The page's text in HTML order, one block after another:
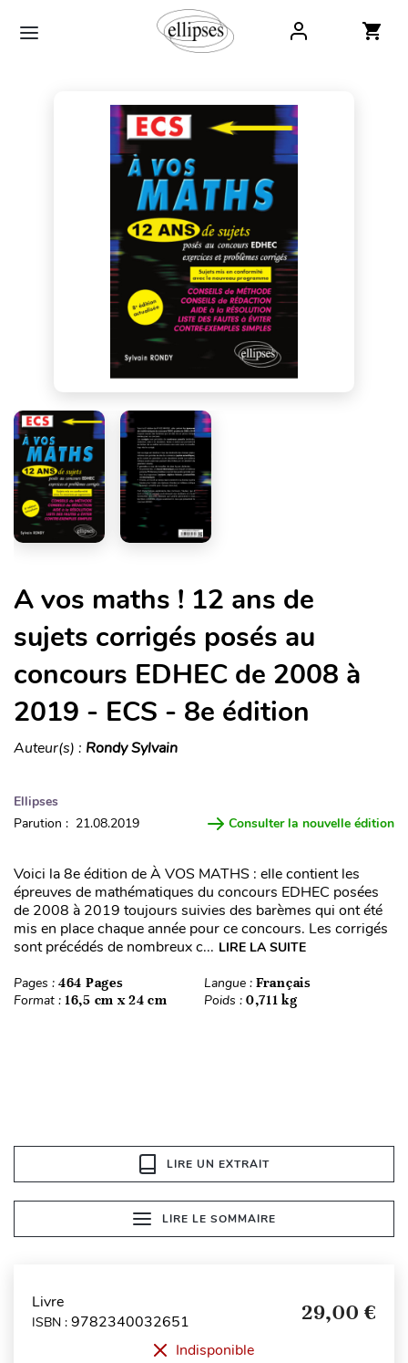
A vos maths ! 12 ans de
sujets corrigés posés au
concours EDHEC de 2008 à
2019 - ECS - 8e édition
Auteur(s) : Rondy Sylvain
Ellipses
Parution : 21.08.2019
Consulter la nouvelle édition
Voici la 8e édition de À VOS MATHS : elle contient les
épreuves de mathématiques du concours EDHEC posées
de 2008 à 2019 toujours suivies des barèmes qui ont été
mis en place chaque année pour ce concours. Les corrigés
sont précédés de nombreux c... LIRE LA SUITE
Pages : 464 Pages Langue : Français
Format : 16,5 cm x 24 cm Poids : 0,711 kg
LIRE UN EXTRAIT
LIRE LE SOMMAIRE
Livre
ISBN : 9782340032651 29,00 €
Indisponible